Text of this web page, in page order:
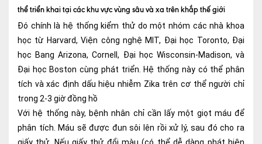
Tin sự kiện
Báo chí nói về chúng tôi
Tin tức BHYT
DỊCH VỤ
Các chuyên khoa tại Phòng khám
thể triển khai tại các khu vực vùng sâu và xa trên khắp thế giới
Đó chính là hệ thống kiểm thử do một nhóm các nhà khoa
học từ Harvard, Viện công nghệ MIT, Đại học Toronto, Đại
học Bang Arizona, Cornell, Đại học Wisconsin-Madison, và
Đại học Boston cùng phát triển. Hệ thống này có thể phân
tích và xác định dấu hiệu nhiễm Zika trên cơ thể người chỉ
trong 2-3 giờ đồng hồ
Với hệ thống này, bệnh nhân chỉ cần lấy một giọt máu để
phân tích. Máu sẽ được đun sôi lên rồi xử lý, sau đó cho ra
giấy thử. Nếu giấy thử đổi màu (có thể dễ dàng phát hiện